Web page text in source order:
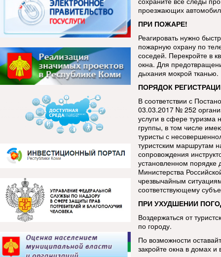
проезжающих
ПРИ ПОЖАРЕ!
Реагировать нужно
пожарную охрану по
соседей. Перекройте в
окна. Для
дыхания мокрой тканью.
ПОРЯДОК
В соответствии с
03.03.2017 № 252
услуги в сфере туризма
группы, в том числе
туристы с
туристским маршрутам
сопровождения
установленном
Министерства
чрезвычайным
соответствующему
ПРИ УХУДШЕНИИ
Воздержаться от
по городу.
По возможности
закройте окна в домах